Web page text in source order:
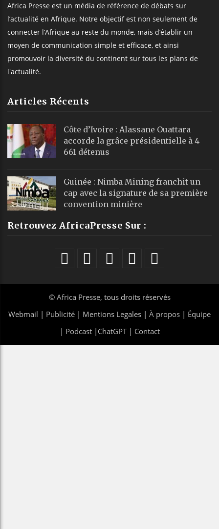
Africa Presse est un média de référence de débats sur
l’actualité en Afrique. Notre objectif est non seulement de
connecter l’Afrique au reste du monde, mais d’établir un
moyen de communication simple et efficace, et ainsi
promouvoir la diversité du continent sur tous les plans de
l'actualité.
Articles Récents
Côte d’Ivoire : Alassane Ouattara
accorde la grâce présidentielle à 4
661 détenus
Guinée : Nimba Mining franchit un
cap avec la signature de sa première
convention minière
Retrouvez AfricaPresse Sur :
© Africa Presse, tous droits réservés
Webmail | Publicité | Mentions Legales | À propos | Équipe
| Podcast| ChatGPT| Contact